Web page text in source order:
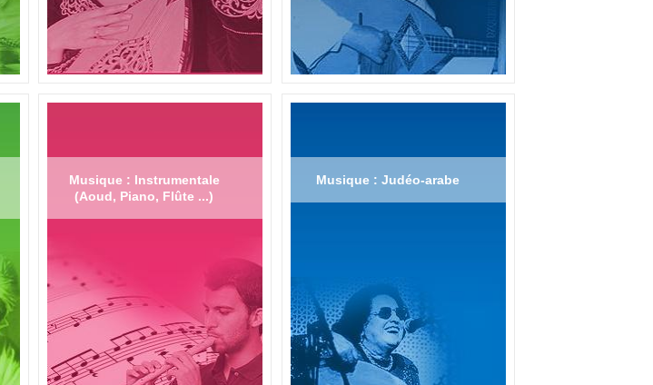
Musique : Instrumentale
(Aoud, Piano, Flûte ...)
Musique : Judéo-arabe